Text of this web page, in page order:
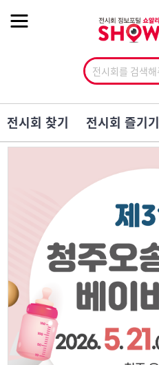
전시회 찾기 전시회 즐기기